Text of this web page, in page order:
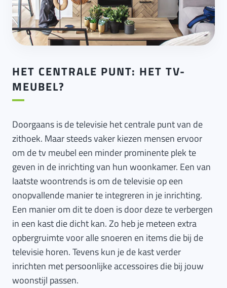
HET CENTRALE PUNT: HET TV-
MEUBEL?
Doorgaans is de televisie het centrale punt van de
zithoek. Maar steeds vaker kiezen mensen ervoor
om de tv meubel een minder prominente plek te
geven in de inrichting van hun woonkamer. Een van
laatste woontrends is om de televisie op een
onopvallende manier te integreren in je inrichting.
Een manier om dit te doen is door deze te verbergen
in een kast die dicht kan. Zo heb je meteen extra
opbergruimte voor alle snoeren en items die bij de
televisie horen. Tevens kun je de kast verder
inrichten met persoonlijke accessoires die bij jouw
woonstijl passen.